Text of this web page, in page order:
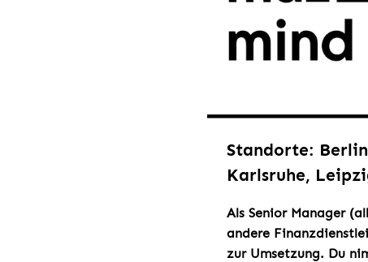
Standorte:
Karlsruhe,
Als Senior Manager
andere
zur Umsetzung. Du